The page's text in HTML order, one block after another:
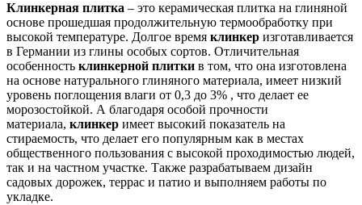
Клинкерная плитка – это керамическая плитка на глиняной
основе прошедшая продолжительную термообработку при
высокой температуре. Долгое время клинкер изготавливается
в Германии из глины особых сортов. Отличительная
особенность клинкерной плитки в том, что она изготовлена
на основе натурального глиняного материала, имеет низкий
уровень поглощения влаги от 0,3 до 3% , что делает ее
морозостойкой. А благодаря особой прочности
материала, клинкер имеет высокий показатель на
стираемость, что делает его популярным как в местах
общественного пользования с высокой проходимостью людей,
так и на частном участке. Также разрабатываем дизайн
садовых дорожек, террас и патио и выполняем работы по
укладке.